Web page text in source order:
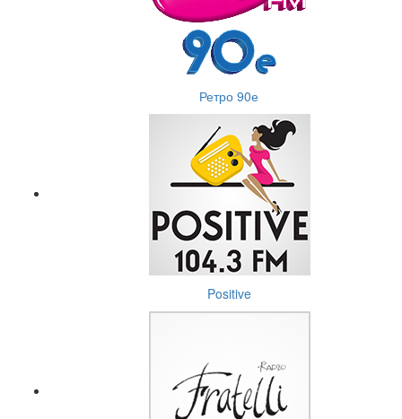
Ретро 90е
Positive